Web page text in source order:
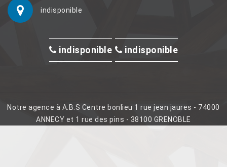
indisponible
indisponible indisponible
Notre agence à A.B.S Centre bonlieu 1 rue jean jaures - 74000
ANNECY et 1 rue des pins - 38100 GRENOBLE